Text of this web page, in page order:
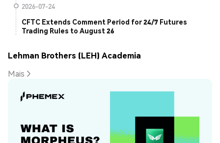
2026-07-24
CFTC Extends Comment Period for 24/7 Futures
Trading Rules to August 26
Lehman Brothers (LEH) Academia
Mais